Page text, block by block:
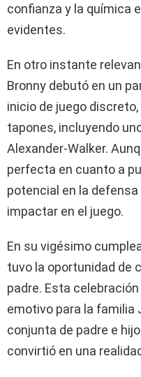
confianza y la química
evidentes.
En otro instante
Bronny debutó en un
inicio de juego
tapones, incluyendo
Alexander-Walker.
perfecta en cuanto a
potencial en la
impactar en el juego.
En su vigésimo
tuvo la oportunidad de
padre. Esta
emotivo para la familia
conjunta de padre e
convirtió en una